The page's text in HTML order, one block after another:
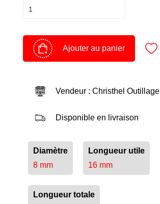
Ajouter au panier
Vendeur : Christhel Outillage
Disponible en livraison
Diamètre
8 mm
Longueur utile
16 mm
Longueur totale